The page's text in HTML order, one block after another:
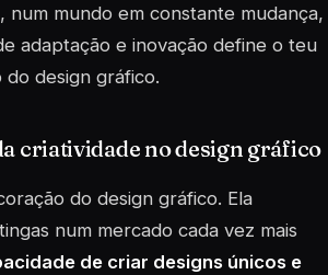
num mundo em constante mudança,
adaptação e inovação define o teu
do design gráfico.
criatividade no design gráfico
do design gráfico. Ela
num mercado cada vez mais
de criar designs únicos e